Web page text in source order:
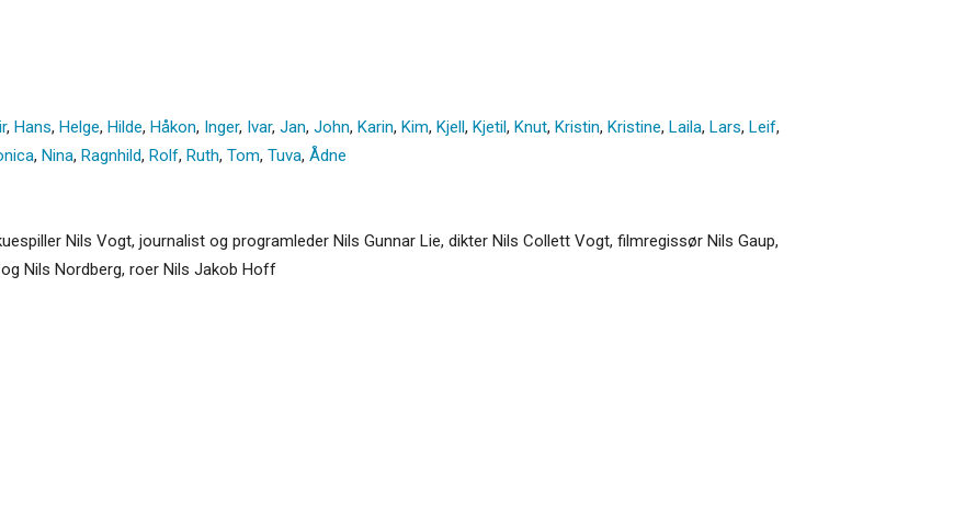
, Hans, Helge, Hilde, Håkon, Inger, Ivar, Jan, John, Karin, Kim, Kjell, Kjetil, Knut, Kristin, Kristine, Laila, Lars, Leif,
, Nina, Ragnhild, Rolf, Ruth, Tom, Tuva, Ådne
Nils Vogt, journalist og programleder Nils Gunnar Lie, dikter Nils Collett Vogt, filmregissør Nils Gaup,
Nils Nordberg, roer Nils Jakob Hoff